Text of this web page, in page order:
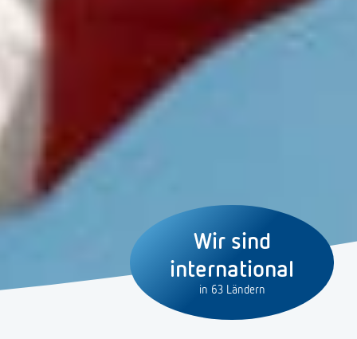
Wir sind
international
in 63 Ländern